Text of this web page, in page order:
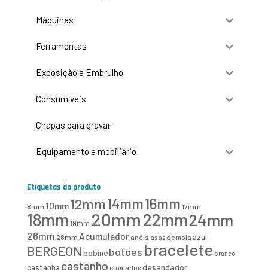
Máquinas
Ferramentas
Exposição e Embrulho
Consumíveis
Chapas para gravar
Equipamento e mobiliário
Etiquetas do produto
8mm 10mm12mm14mm16mm 17mm
18mm19mm 20mm22mm24mm
26mm 28mm Acumulador anéis asas de mola azul
BERGEON bobinebotões bracelete branco
castanha castanho cromados desandador